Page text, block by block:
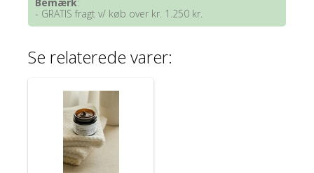
- GRATIS fragt v/ køb over kr. 1.250 kr.
Se relaterede varer: